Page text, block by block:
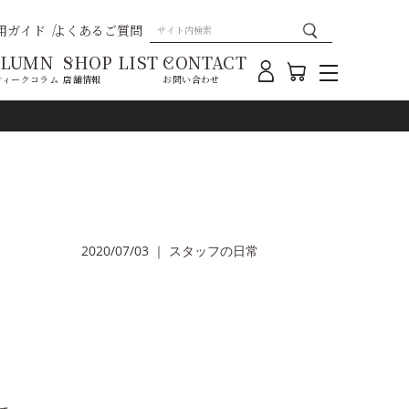
ガイド よくあるご質問
ィークコラム
SHOP LIST
店舗情報
CONTACT
お問い合わせ
2020/07/03 ｜ スタッフの日常